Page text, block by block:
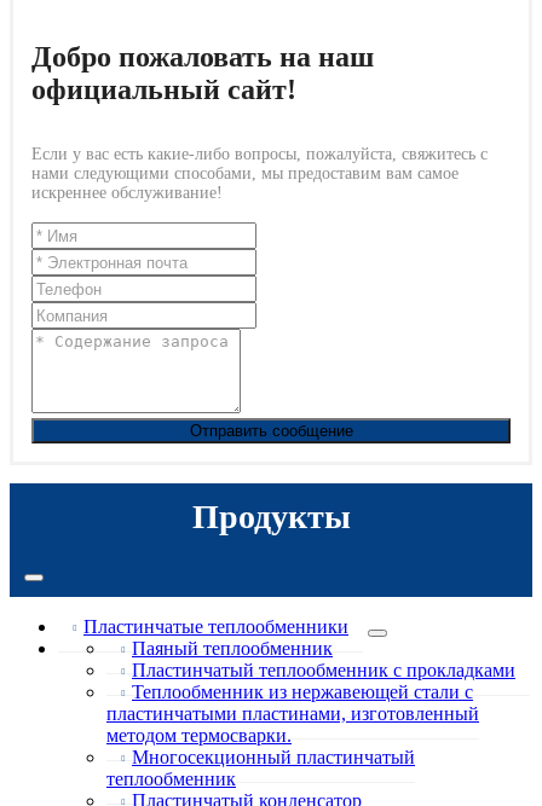
Добро пожаловать на наш
официальный сайт!
Если у вас есть какие-либо вопросы, пожалуйста, свяжитесь с
нами следующими способами, мы предоставим вам самое
искреннее обслуживание!
Отправить сообщение
Продукты
Пластинчатые теплообменники
Паяный теплообменник
Пластинчатый теплообменник с прокладками
Теплообменник из нержавеющей стали с
пластинчатыми пластинами, изготовленный
методом термосварки.
Многосекционный пластинчатый
теплообменник
Пластинчатый конденсатор